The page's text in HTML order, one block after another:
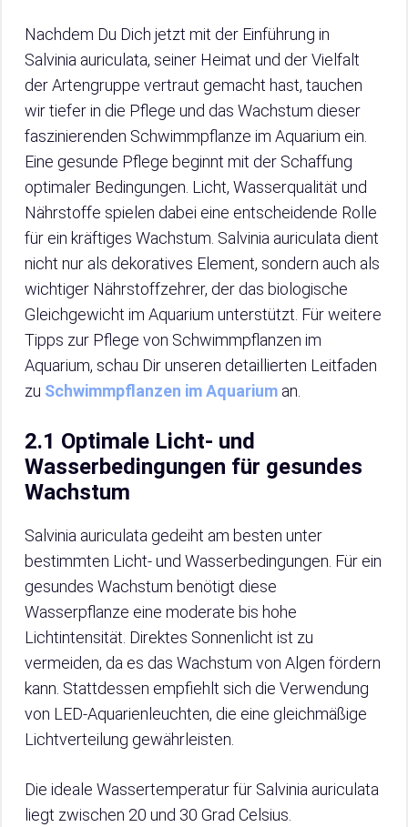
Nachdem Du Dich jetzt mit der Einführung in
Salvinia auriculata, seiner Heimat und der Vielfalt
der Artengruppe vertraut gemacht hast, tauchen
wir tiefer in die Pflege und das Wachstum dieser
faszinierenden Schwimmpflanze im Aquarium ein.
Eine gesunde Pflege beginnt mit der Schaffung
optimaler Bedingungen. Licht, Wasserqualität und
Nährstoffe spielen dabei eine entscheidende Rolle
für ein kräftiges Wachstum. Salvinia auriculata dient
nicht nur als dekoratives Element, sondern auch als
wichtiger Nährstoffzehrer, der das biologische
Gleichgewicht im Aquarium unterstützt. Für weitere
Tipps zur Pflege von Schwimmpflanzen im
Aquarium, schau Dir unseren detaillierten Leitfaden
zu Schwimmpflanzen im Aquarium an.
2.1 Optimale Licht- und
Wasserbedingungen für gesundes
Wachstum
Salvinia auriculata gedeiht am besten unter
bestimmten Licht- und Wasserbedingungen. Für ein
gesundes Wachstum benötigt diese
Wasserpflanze eine moderate bis hohe
Lichtintensität. Direktes Sonnenlicht ist zu
vermeiden, da es das Wachstum von Algen fördern
kann. Stattdessen empfiehlt sich die Verwendung
von LED-Aquarienleuchten, die eine gleichmäßige
Lichtverteilung gewährleisten.
Die ideale Wassertemperatur für Salvinia auriculata
liegt zwischen 20 und 30 Grad Celsius.